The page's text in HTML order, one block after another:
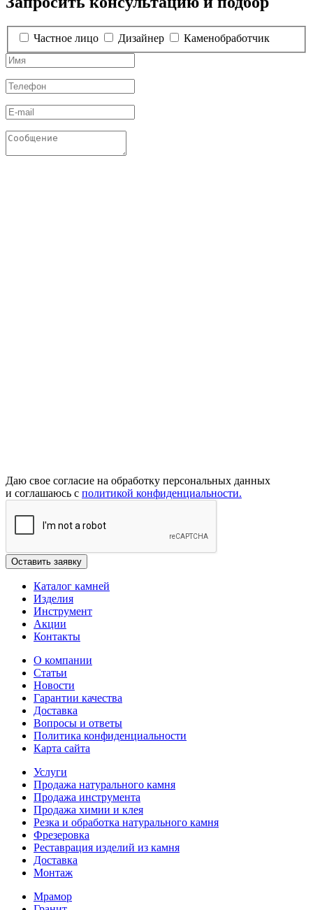
Частное лицо Дизайнер Каменобработчик
Даю свое согласие на обработку персональных данных
и соглашаюсь с политикой конфиденциальности.
Каталог камней
Изделия
Инструмент
Акции
Контакты
О компании
Статьи
Новости
Гарантии качества
Доставка
Вопросы и ответы
Политика конфиденциальности
Карта сайта
Услуги
Продажа натурального камня
Продажа инструмента
Продажа химии и клея
Резка и обработка натурального камня
Фрезеровка
Реставрация изделий из камня
Доставка
Монтаж
Мрамор